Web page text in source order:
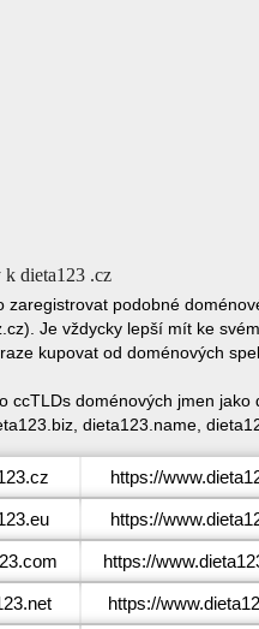
k dieta123 .cz
podobné
Je vždycky lepší mít ke
kupovat od doménových
doménových jmen jako
dieta123.name,
https://
https://
https://
https://